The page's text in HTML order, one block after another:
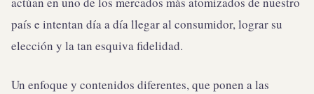
país e intentan día a día llegar al consumidor, lograr su
elección y la tan esquiva fidelidad.
Un enfoque y contenidos diferentes, que ponen a las